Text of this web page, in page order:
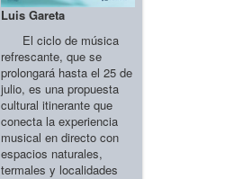
Luis Gareta
El ciclo de música
refrescante, que se
prolongará hasta el 25 de
julio, es una propuesta
cultural itinerante que
conecta la experiencia
musical en directo con
espacios naturales,
termales y localidades